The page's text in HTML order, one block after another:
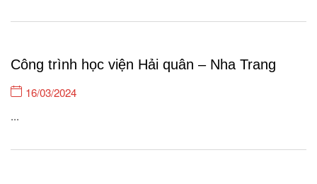
cung cấp gạch ốp lát & Thiết bị vệ...
Công trình học viện Hải quân – Nha Trang
16/03/2024
...